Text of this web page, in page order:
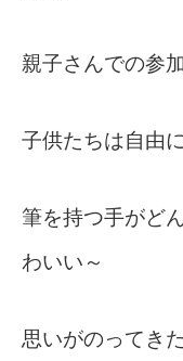
親子さんでの参
子供たちは自由
筆を持つ手がど
わいい～
思いがのってき